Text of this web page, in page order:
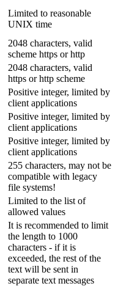
Limited to reasonable
UNIX time
2048 characters, valid
scheme https or http
2048 characters, valid
https or http scheme
Positive integer, limited by
client applications
Positive integer, limited by
client applications
Positive integer, limited by
client applications
255 characters, may not be
compatible with legacy
file systems!
Limited to the list of
allowed values
It is recommended to limit
the length to 1000
characters - if it is
exceeded, the rest of the
text will be sent in
separate text messages